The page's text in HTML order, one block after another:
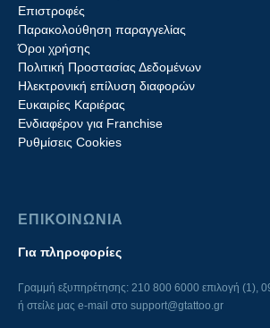
Επιστροφές
Παρακολούθηση παραγγελίας
Όροι χρήσης
Πολιτική Προστασίας Δεδομένων
Ηλεκτρονική επίλυση διαφορών
Ευκαιρίες Καριέρας
Ενδιαφέρον για Franchise
Ρυθμίσεις Cookies
ΕΠΙΚΟΙΝΩΝΙΑ
Για πληροφορίες
Γραμμή εξυπηρέτησης: 210 800 6000 επιλογή (1),
ή στείλε μας e-mail στο support@gtattoo.gr